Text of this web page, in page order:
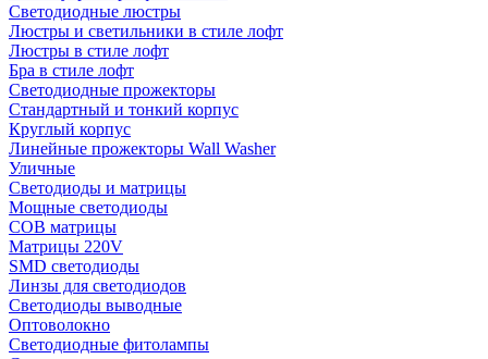
Светодиодные люстры
Люстры и светильники в стиле лофт
Люстры в стиле лофт
Бра в стиле лофт
Светодиодные прожекторы
Стандартный и тонкий корпус
Круглый корпус
Линейные прожекторы Wall Washer
Уличные
Светодиоды и матрицы
Мощные светодиоды
COB матрицы
Матрицы 220V
SMD светодиоды
Линзы для светодиодов
Светодиоды выводные
Оптоволокно
Светодиодные фитолампы